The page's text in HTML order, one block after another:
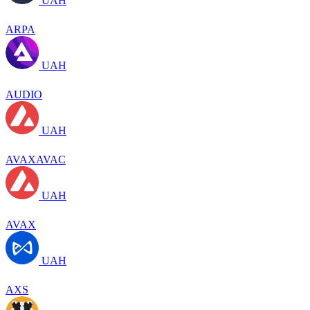
ARPA
UAH
AUDIO
UAH
AVAXAVAC
UAH
AVAX
UAH
AXS